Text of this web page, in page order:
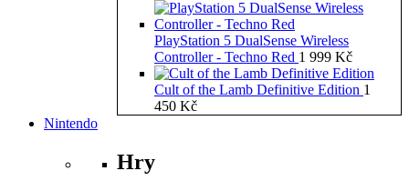
PlayStation 5 DualSense Wireless
Controller - Techno Red 1 999 Kč
Cult of the Lamb Definitive Edition 1
450 Kč
Nintendo
Hry